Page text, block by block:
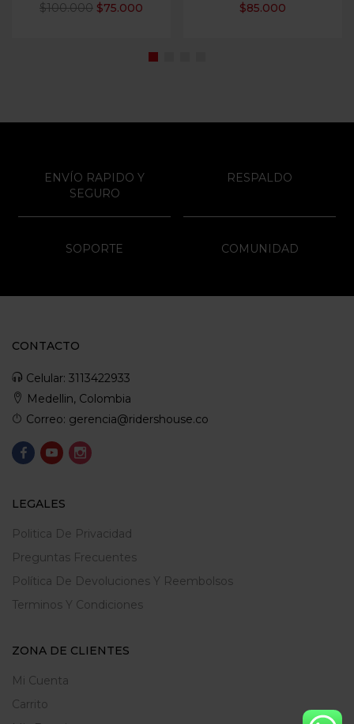
$100.000 $75.000
$85.000
ENVÍO RAPIDO Y
SEGURO
RESPALDO
SOPORTE COMUNIDAD
CONTACTO
Celular: 3113422933
Medellin, Colombia
Correo: gerencia@ridershouse.co
LEGALES
Politica De Privacidad
Preguntas Frecuentes
Política De Devoluciones Y Reembolsos
Terminos Y Condiciones
ZONA DE CLIENTES
Mi Cuenta
Carrito